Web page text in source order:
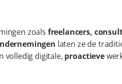
zoals freelancers,
laten ze de
volledig digitale, proactieve